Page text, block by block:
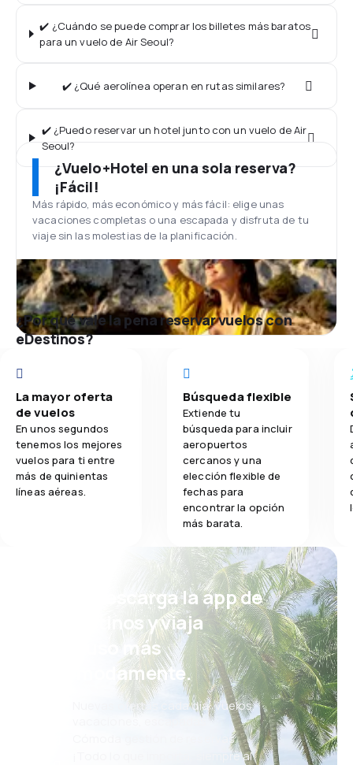
✔️ ¿Cuándo se puede comprar los billetes más baratos
para un vuelo de Air Seoul?
✔️ ¿Qué aerolínea operan en rutas similares?
✔️ ¿Puedo reservar un hotel junto con un vuelo de Air
Seoul?
¿Vuelo+Hotel en una sola reserva?
¡Fácil!
Más rápido, más económico y más fácil: elige unas
vacaciones completas o una escapada y disfruta de tu
viaje sin las molestias de la planificación.
¿Por qué vale la pena reservar vuelos con
eDestinos?
La mayor oferta
de vuelos
En unos segundos
tenemos los mejores
vuelos para ti entre
más de quinientas
líneas aéreas.
Búsqueda flexible
Extiende tu
búsqueda para incluir
aeropuertos
cercanos y una
elección flexible de
fechas para
encontrar la opción
más barata.
¡Eh! Descarga la app de
eDestinos y viaja
incluso más
cómodamente.
Nuevas ofertas cada día: vuelos,
vacaciones, escapadas
Cómoda gestión de reservas
¡Todo lo que importa, siempre al